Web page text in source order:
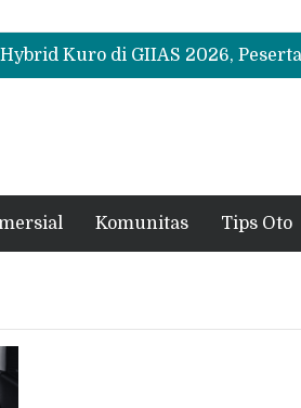
Komunitas Tips Oto